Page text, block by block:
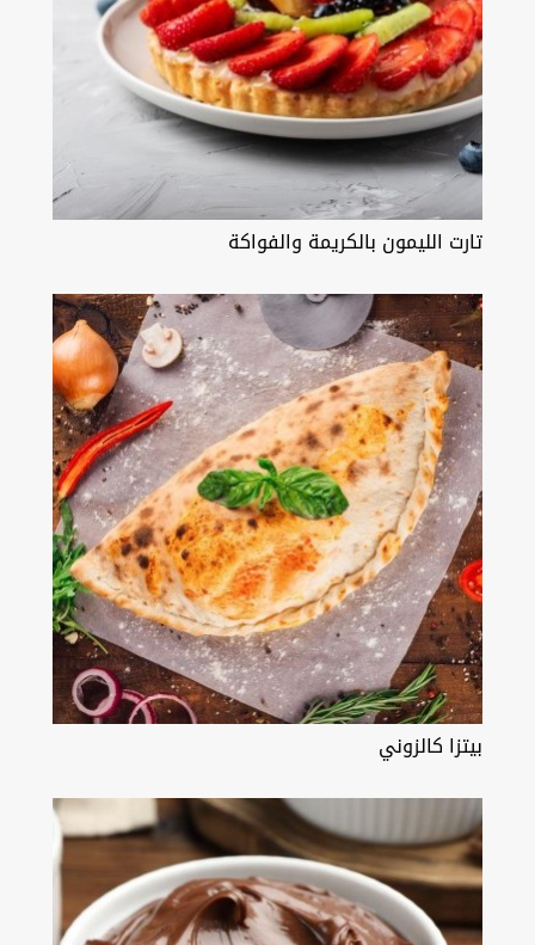
تارت الليمون بالكريمة والفواكة
بيتزا كالزوني